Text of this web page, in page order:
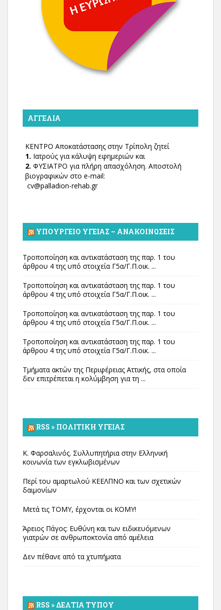
ΑΓΓΕΛΊΑ
ΚΕΝΤΡΟ Αποκατάστασης στην Τρίπολη ζητεί
1. Ιατρούς για κάλυψη εφημεριών και
2. ΦΥΣΙΑΤΡΟ για πλήρη απασχόληση. Αποστολή
βιογραφικών στο e-mail:
cv@palladion-rehab.gr
ΥΠΟΥΡΓΕΊΟ ΥΓΕΊΑΣ – ΑΝΑΚΟΙΝΏΣΕΙΣ
Τροποποίηση και αντικατάσταση της παρ. 1 του
άρθρου 4 της υπό στοιχεία Γ5α/Γ.Π.οικ. ...
Τροποποίηση και αντικατάσταση της παρ. 1 του
άρθρου 4 της υπό στοιχεία Γ5α/Γ.Π.οικ. ...
Τροποποίηση και αντικατάσταση της παρ. 1 του
άρθρου 4 της υπό στοιχεία Γ5α/Γ.Π.οικ. ...
Τροποποίηση και αντικατάσταση της παρ. 1 του
άρθρου 4 της υπό στοιχεία Γ5α/Γ.Π.οικ. ...
Τμήματα ακτών της Περιφέρειας Αττικής, στα οποία
δεν επιτρέπεται η κολύμβηση για τη ...
RSS » ΠΟΛΙΤΙΚΉ ΥΓΕΊΑΣ
Κ. Φαρσαλινός. Συλλυπητήρια στην Ελληνική
κοινωνία των εγκλωβισμένων
Περί του αμαρτωλού ΚΕΕΛΠΝΟ και των σχετικών
δαιμονίων
Μετά τις ΤΟΜΥ, έρχονται οι ΚΟΜΥ!
Άρειος Πάγος: Ευθύνη και των ειδικευόμενων
γιατρών σε ανθρωποκτονία από αμέλεια
Δεν πέθανε από τα χτυπήματα
RSS » ΔΕΛΤΊΑ ΤΎΠΟΥ